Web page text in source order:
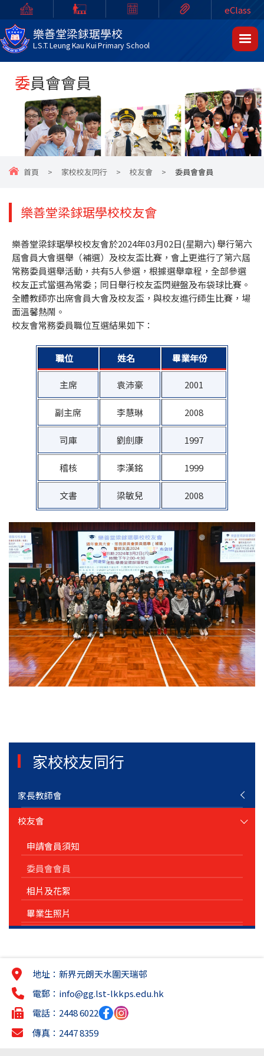
樂善堂梁銶琚學校
L.S.T. Leung Kau Kui Primary School
eClass
委員會會員
首頁 > 家校校友同行 > 校友會 > 委員會會員
樂善堂梁銶琚學校校友會
樂善堂梁銶琚學校校友會於2024年03月02日(星期六) 舉行第六
屆會員大會選舉（補選）及校友盃比賽，會上更進行了第六屆
常務委員選舉活動，共有5人參選，根據選舉章程，全部參選
校友正式當選為常委；同日舉行校友盃閃避盤及布袋球比賽。
全體教師亦出席會員大會及校友盃，與校友進行師生比賽，場
面溫馨熱鬧。
校友會常務委員職位互選結果如下：
職位 姓名 畢業年份
主席 袁沛豪 2001
副主席 李慧琳 2008
司庫 劉劍康 1997
稽核 李漢銘 1999
文書 梁敏兒 2008
家校校友同行
家長教師會
校友會
申請會員須知
委員會會員
相片及花絮
畢業生照片
地址：新界元朗天水圍天瑞邨
電郵： info@gg.lst-lkkps.edu.hk
電話：2448 6022
傳真：2447 8359